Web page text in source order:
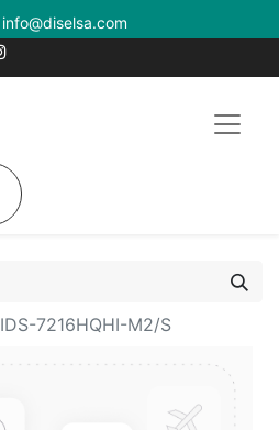
info@diselsa.com
IDS-7216HQHI-M2/S